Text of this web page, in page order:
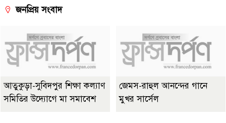
জনপ্রিয় সংবাদ
আতুকুড়া-সুবিদপুর শিক্ষা কল্যাণ
সমিতির উদ্যোগে মা সমাবেশ
জেমস-রাহুল আনন্দের গানে
মুখর সার্সেল